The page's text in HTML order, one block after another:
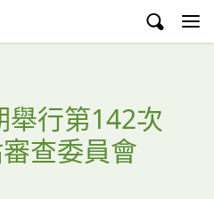
舉行第142次
查委員會